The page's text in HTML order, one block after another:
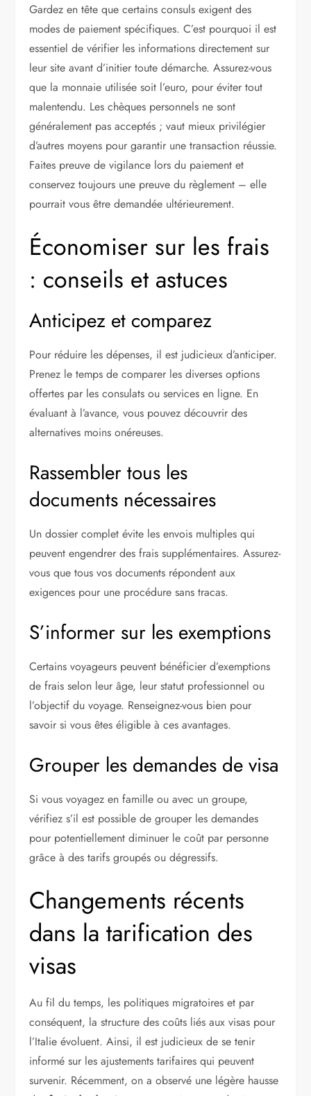
Gardez en tête que certains consuls exigent des
modes de paiement spécifiques. C’est pourquoi il est
essentiel de vérifier les informations directement sur
leur site avant d’initier toute démarche. Assurez-vous
que la monnaie utilisée soit l’euro, pour éviter tout
malentendu. Les chèques personnels ne sont
généralement pas acceptés ; vaut mieux privilégier
d’autres moyens pour garantir une transaction réussie.
Faites preuve de vigilance lors du paiement et
conservez toujours une preuve du règlement – elle
pourrait vous être demandée ultérieurement.
Économiser sur les frais
: conseils et astuces
Anticipez et comparez
Pour réduire les dépenses, il est judicieux d’anticiper.
Prenez le temps de comparer les diverses options
offertes par les consulats ou services en ligne. En
évaluant à l’avance, vous pouvez découvrir des
alternatives moins onéreuses.
Rassembler tous les
documents nécessaires
Un dossier complet évite les envois multiples qui
peuvent engendrer des frais supplémentaires. Assurez-
vous que tous vos documents répondent aux
exigences pour une procédure sans tracas.
S’informer sur les exemptions
Certains voyageurs peuvent bénéficier d’exemptions
de frais selon leur âge, leur statut professionnel ou
l’objectif du voyage. Renseignez-vous bien pour
savoir si vous êtes éligible à ces avantages.
Grouper les demandes de visa
Si vous voyagez en famille ou avec un groupe,
vérifiez s’il est possible de grouper les demandes
pour potentiellement diminuer le coût par personne
grâce à des tarifs groupés ou dégressifs.
Changements récents
dans la tarification des
visas
Au fil du temps, les politiques migratoires et par
conséquent, la structure des coûts liés aux visas pour
l’Italie évoluent. Ainsi, il est judicieux de se tenir
informé sur les ajustements tarifaires qui peuvent
survenir. Récemment, on a observé une légère hausse